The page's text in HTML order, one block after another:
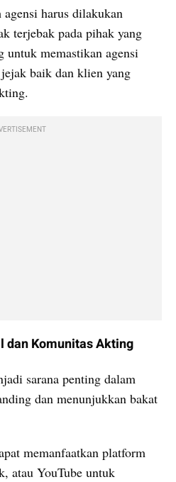
harus dilakukan
terjebak pada pihak yang
untuk memastikan agensi
baik dan klien yang
dan Komunitas Akting
sarana penting dalam
dan menunjukkan bakat
memanfaatkan platform
atau YouTube untuk